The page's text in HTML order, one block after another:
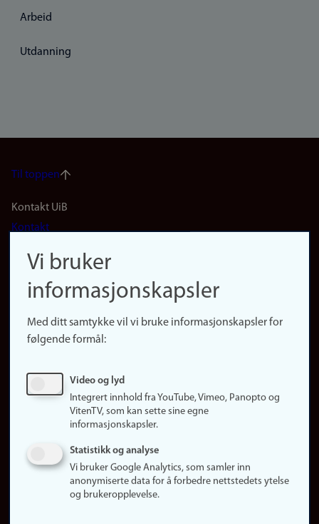
Arbeid
Utdanning
Til toppen
Footer
(no)
Kontakt UiB
Kontakt
Finn forsker
Presse
Finn studier
Ledige stillinger
Om nettstedet
Informasjonskapsler
Vi bruker
informasjonskapsler
Med ditt samtykke vil vi bruke informasjonskapsler for
følgende formål:
Video og lyd
Integrert innhold fra YouTube, Vimeo, Panopto og
VitenTV, som kan sette sine egne
informasjonskapsler.
Statistikk og analyse
Vi bruker Google Analytics, som samler inn
anonymiserte data for å forbedre nettstedets ytelse
og brukeropplevelse.